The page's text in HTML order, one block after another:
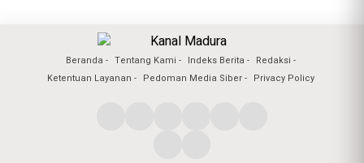
Beranda Tentang Kami Indeks Berita
Redaksi
Ketentuan Layanan
Pedoman Media Siber Privacy Policy